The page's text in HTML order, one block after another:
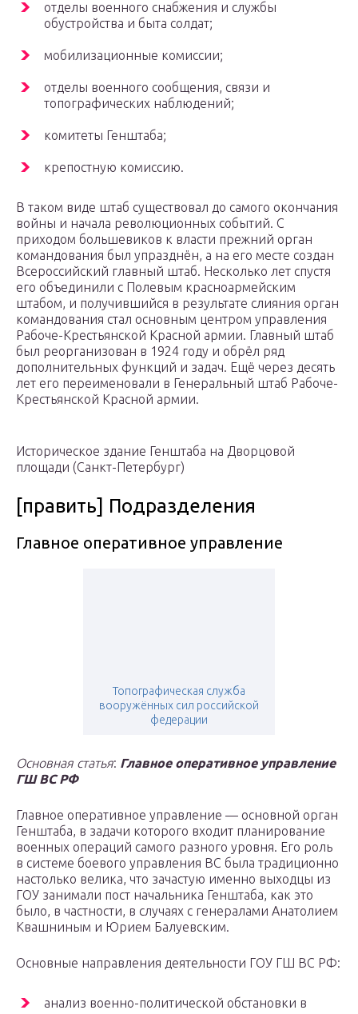
отделы военного снабжения и службы
обустройства и быта солдат;
мобилизационные комиссии;
отделы военного сообщения, связи и
топографических наблюдений;
комитеты Генштаба;
крепостную комиссию.
В таком виде штаб существовал до самого окончания
войны и начала революционных событий. С
приходом большевиков к власти прежний орган
командования был упразднён, а на его месте создан
Всероссийский главный штаб. Несколько лет спустя
его объединили с Полевым красноармейским
штабом, и получившийся в результате слияния орган
командования стал основным центром управления
Рабоче-Крестьянской Красной армии. Главный штаб
был реорганизован в 1924 году и обрёл ряд
дополнительных функций и задач. Ещё через десять
лет его переименовали в Генеральный штаб Рабоче-
Крестьянской Красной армии.
Историческое здание Генштаба на Дворцовой
площади (Санкт-Петербург)
[править] Подразделения
Главное оперативное управление
Топографическая служба
вооружённых сил российской
федерации
Основная статья: Главное оперативное управление
ГШ ВС РФ
Главное оперативное управление — основной орган
Генштаба, в задачи которого входит планирование
военных операций самого разного уровня. Его роль
в системе боевого управления ВС была традиционно
настолько велика, что зачастую именно выходцы из
ГОУ занимали пост начальника Генштаба, как это
было, в частности, в случаях с генералами Анатолием
Квашниным и Юрием Балуевским.
Основные направления деятельности ГОУ ГШ ВС РФ:
анализ военно-политической обстановки в